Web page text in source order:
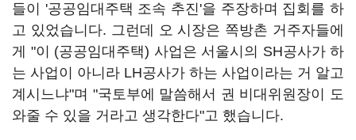
들이 '공공임대주택 조속 추진'을 주장하며 집회를 하
고 있었습니다. 그런데 오 시장은 쪽방촌 거주자들에
게 "이 (공공임대주택) 사업은 서울시의 SH공사가 하
는 사업이 아니라 LH공사가 하는 사업이라는 거 알고
계시느냐"며 "국토부에 말씀해서 권 비대위원장이 도
와줄 수 있을 거라고 생각한다"고 했습니다.